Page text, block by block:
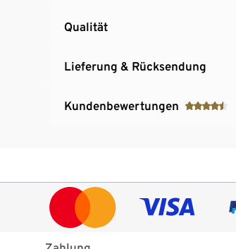
Qualität
Lieferung & Rücksendung
Kundenbewertungen